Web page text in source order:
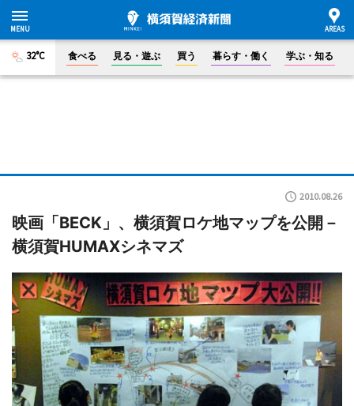
32°C 食べる 見る・遊ぶ 買う 暮らす・働く 学ぶ・知る
2010.08.26
映画「BECK」、横須賀ロケ地マップを公開－
横須賀HUMAXシネマズ